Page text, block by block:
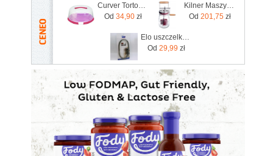
Curver Tortownica Czerwona 00416 C
Od 34,90 zł
Kilner Maszynka Ubijak Do Robienia Masła 1,2L (25348)
Od 201,75 zł
Elo uszczelka do szybkowaru practika xs 99678
Od 29,99 zł